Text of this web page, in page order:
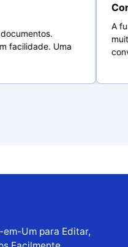
documentos.
facilidade. Uma
em-Um para Editar,